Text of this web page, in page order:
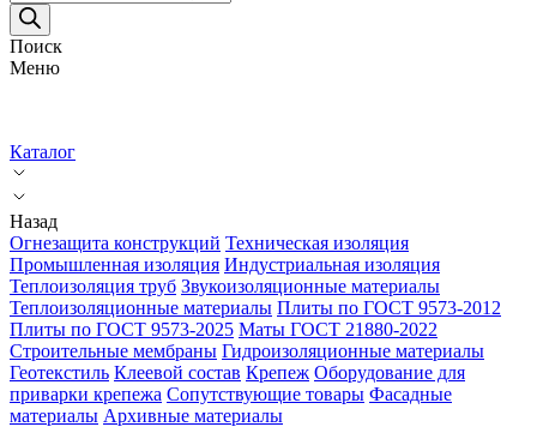
товаров
Поиск
Меню
Каталог
Назад
Огнезащита конструкций Техническая изоляция
Промышленная изоляция Индустриальная изоляция
Теплоизоляция труб Звукоизоляционные материалы
Теплоизоляционные материалы Плиты по ГОСТ 9573-2012
Плиты по ГОСТ 9573-2025 Маты ГОСТ 21880-2022
Строительные мембраны Гидроизоляционные материалы
Геотекстиль Клеевой состав Крепеж Оборудование для
приварки крепежа Сопутствующие товары Фасадные
материалы Архивные материалы